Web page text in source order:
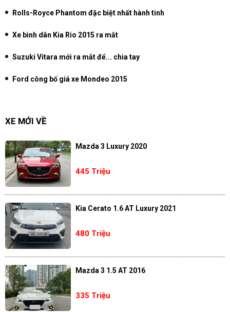
Rolls-Royce Phantom đặc biệt nhất hành tinh
Xe bình dân Kia Rio 2015 ra mắt
Suzuki Vitara mới ra mắt để... chia tay
Ford công bố giá xe Mondeo 2015
XE MỚI VỀ
Mazda 3 Luxury 2020
445 Triệu
Kia Cerato 1.6 AT Luxury 2021
480 Triệu
Mazda 3 1.5 AT 2016
335 Triệu